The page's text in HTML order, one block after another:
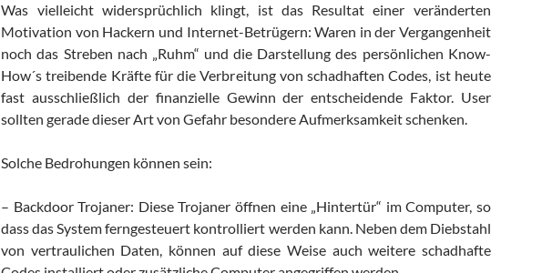
Was vielleicht widersprüchlich klingt, ist das Resultat einer veränderten
Motivation von Hackern und Internet-Betrügern: Waren in der Vergangenheit
noch das Streben nach „Ruhm“ und die Darstellung des persönlichen Know-
How´s treibende Kräfte für die Verbreitung von schadhaften Codes, ist heute
fast ausschließlich der finanzielle Gewinn der entscheidende Faktor. User
sollten gerade dieser Art von Gefahr besondere Aufmerksamkeit schenken.
Solche Bedrohungen können sein:
– Backdoor Trojaner: Diese Trojaner öffnen eine „Hintertür“ im Computer, so
dass das System ferngesteuert kontrolliert werden kann. Neben dem Diebstahl
von vertraulichen Daten, können auf diese Weise auch weitere schadhafte